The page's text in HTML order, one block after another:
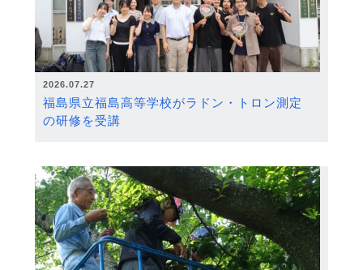
2026.07.27
福島県立福島高等学校がラドン・トロン測定
の研修を受講